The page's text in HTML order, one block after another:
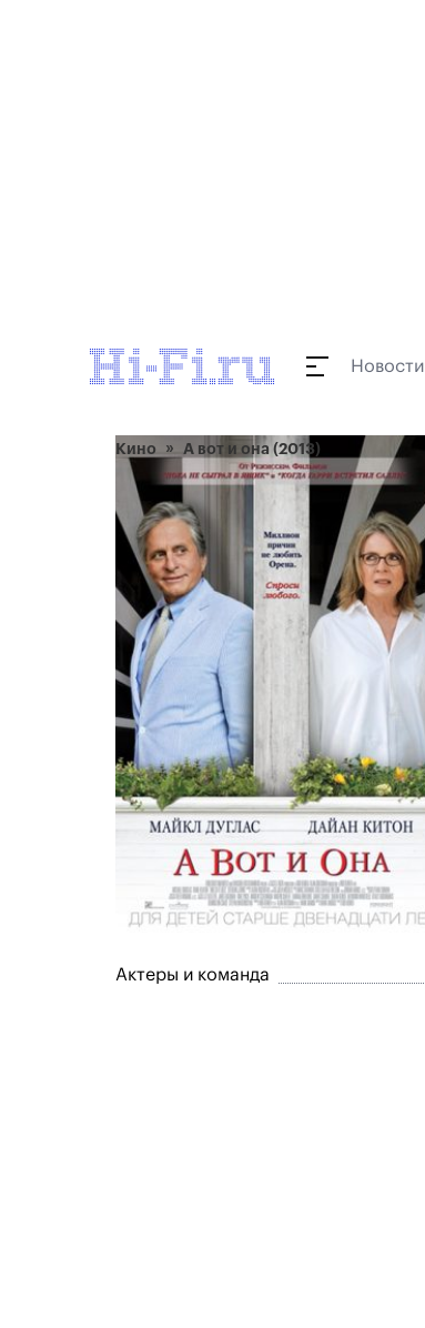
Новости
Кино А вот и она (2013)
Актеры и команда